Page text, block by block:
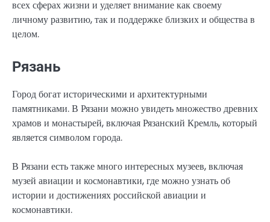
всех сферах жизни и уделяет внимание как своему
личному развитию, так и поддержке близких и общества в
целом.
Рязань
Город богат историческими и архитектурными
памятниками. В Рязани можно увидеть множество древних
храмов и монастырей, включая Рязанский Кремль, который
является символом города.
В Рязани есть также много интересных музеев, включая
музей авиации и космонавтики, где можно узнать об
истории и достижениях российской авиации и
космонавтики.